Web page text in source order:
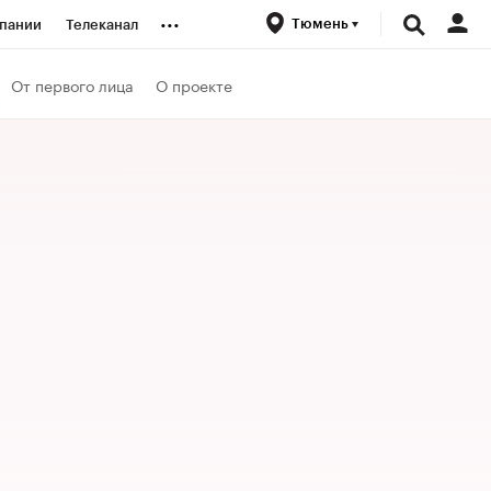
Телеканал ... Тюмень
От первого лица О проекте